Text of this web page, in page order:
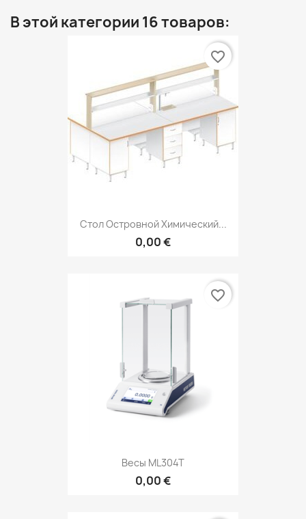
В этой категории 16 товаров:
Стол Островной Химический...
0,00 €
favorite_border
Весы ML304T
0,00 €
favorite_border